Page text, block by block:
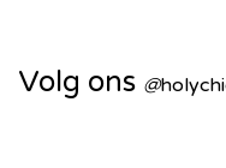
Volg ons @